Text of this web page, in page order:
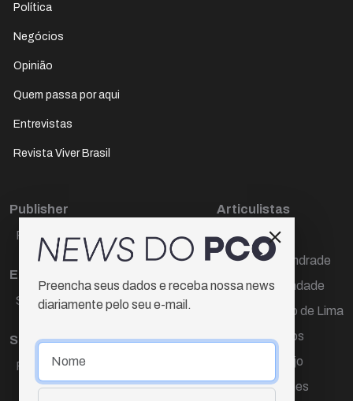
Política
Negócios
Opinião
Quem passa por aqui
Entrevistas
Revista Viver Brasil
Publisher
Paulo Cesar de Oliveira
Editora Chefe
Sueli Cotta
Sub-editora
Raquel Ayres
Articulistas
Décio Freire
Dr Marcos Andrade
Hamilton Trindade
Igor Carvalho de Lima
Mario Campos
Renata Araújo
Wagner Gomes
Preencha seus dados e receba nossa news
diariamente pelo seu e-mail.